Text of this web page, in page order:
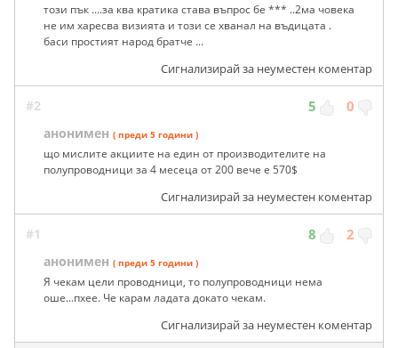
този пък ....за ква кратика става въпрос бе *** ..2ма човека
не им харесва визията и този се хванал на въдицата .
баси простият народ братче ...
Сигнализирай за неуместен коментар
#2 5 0
анонимен ( преди 5 години )
що мислите акциите на един от производителите на
полупроводници за 4 месеца от 200 вече е 570$
Сигнализирай за неуместен коментар
#1 8 2
анонимен ( преди 5 години )
Я чекам цели проводници, то полупроводници нема
оше...пхее. Че карам ладата докато чекам.
Сигнализирай за неуместен коментар